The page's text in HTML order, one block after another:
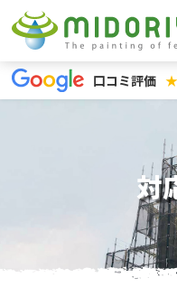
対
口コミ評価